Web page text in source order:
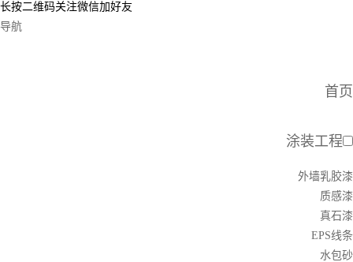
长按二维码关注微信加好友
导航
首页
涂装工程
外墙乳胶漆
质感漆
真石漆
EPS线条
水包砂